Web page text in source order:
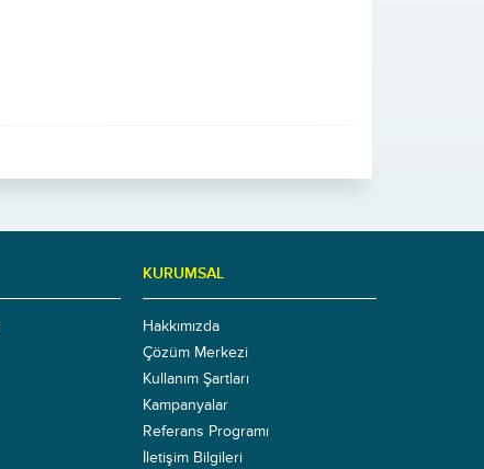
KURUMSAL
Hakkımızda
Çözüm Merkezi
Kullanım Şartları
Kampanyalar
Referans Programı
İletişim Bilgileri